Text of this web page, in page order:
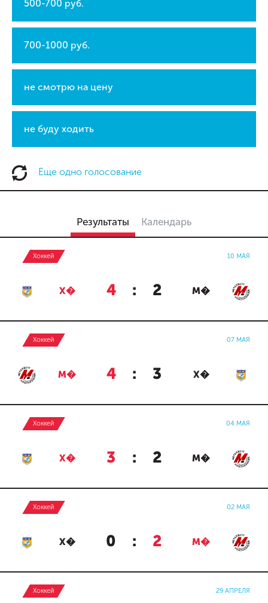
500-700 руб.
700-1000 руб.
не смотрю на цену
не буду ходить
Еще одно голосование
Результаты Календарь
Хоккей 10 МАЯ
Х� 4 : 2 М�
Хоккей 07 МАЯ
М� 4 : 3 Х�
Хоккей 04 МАЯ
Х� 3 : 2 М�
Хоккей 02 МАЯ
Х� 0 : 2 М�
Хоккей 29 АПРЕЛЯ